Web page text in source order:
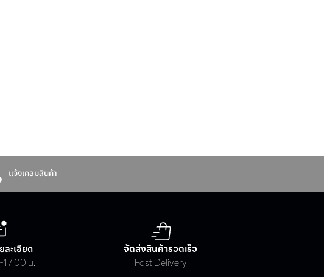
แจ้งเคลมสินค้า
ละเอียด
น.
จัดส่งสินค้ารวดเร็ว
Fast Delivery